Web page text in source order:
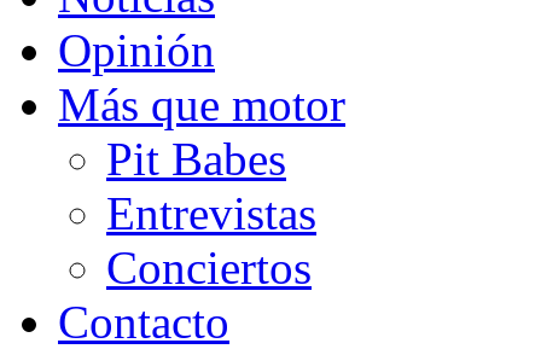
Opinión
Más que motor
Pit Babes
Entrevistas
Conciertos
Contacto